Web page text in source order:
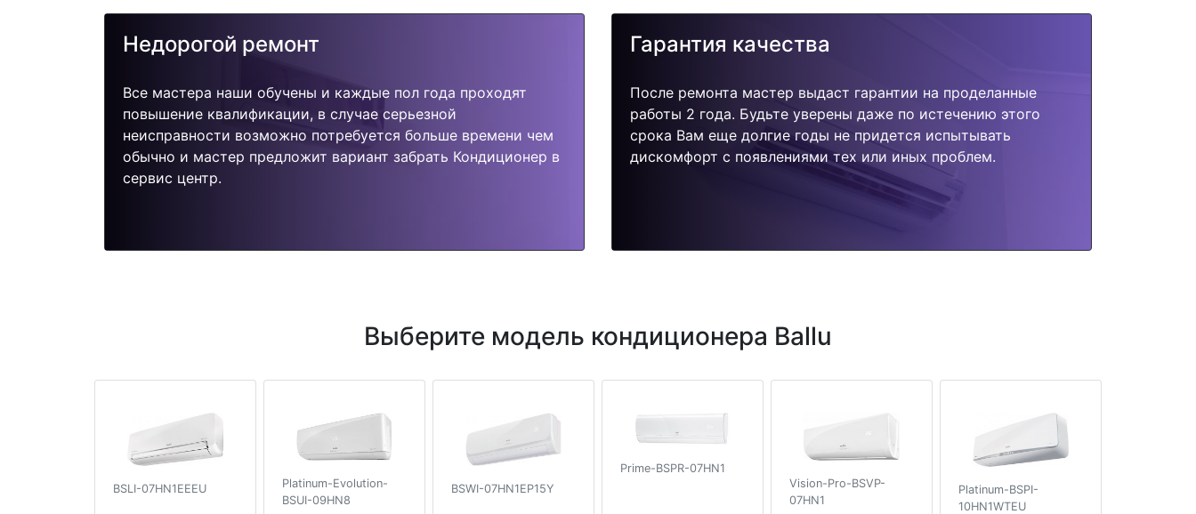
Недорогой ремонт
Все мастера наши обучены и каждые пол года проходят
повышение квалификации, в случае серьезной
неисправности возможно потребуется больше времени чем
обычно и мастер предложит вариант забрать Кондиционер в
сервис центр.
Гарантия качества
После ремонта мастер выдаст гарантии на проделанные
работы 2 года. Будьте уверены даже по истечению этого
срока Вам еще долгие годы не придется испытывать
дискомфорт с появлениями тех или иных проблем.
Выберите модель кондиционера Ballu
BSLI-07HN1EEEU
Platinum-Evolution-
BSUI-09HN8
BSWI-07HN1EP15Y
Prime-BSPR-07HN1
Vision-Pro-BSVP-
07HN1
Platinum-BSPI-
10HN1WTEU